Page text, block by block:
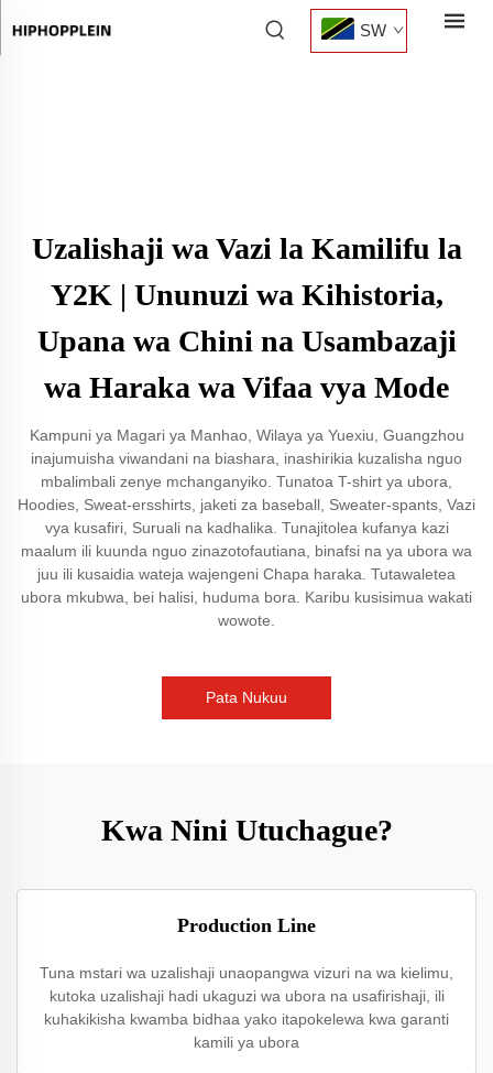
SW
Uzalishaji wa Vazi la Kamilifu la
Y2K | Ununuzi wa Kihistoria,
Upana wa Chini na Usambazaji
wa Haraka wa Vifaa vya Mode
Kampuni ya Magari ya Manhao, Wilaya ya Yuexiu, Guangzhou
inajumuisha viwandani na biashara, inashirikia kuzalisha nguo
mbalimbali zenye mchanganyiko. Tunatoa T-shirt ya ubora,
Hoodies, Sweat-ersshirts, jaketi za baseball, Sweater-spants, Vazi
vya kusafiri, Suruali na kadhalika. Tunajitolea kufanya kazi
maalum ili kuunda nguo zinazotofautiana, binafsi na ya ubora wa
juu ili kusaidia wateja wajengeni Chapa haraka. Tutawaletea
ubora mkubwa, bei halisi, huduma bora. Karibu kusisimua wakati
wowote.
Pata Nukuu
Kwa Nini Utuchague?
Production Line
Tuna mstari wa uzalishaji unaopangwa vizuri na wa kielimu,
kutoka uzalishaji hadi ukaguzi wa ubora na usafirishaji, ili
kuhakikisha kwamba bidhaa yako itapokelewa kwa garanti
kamili ya ubora